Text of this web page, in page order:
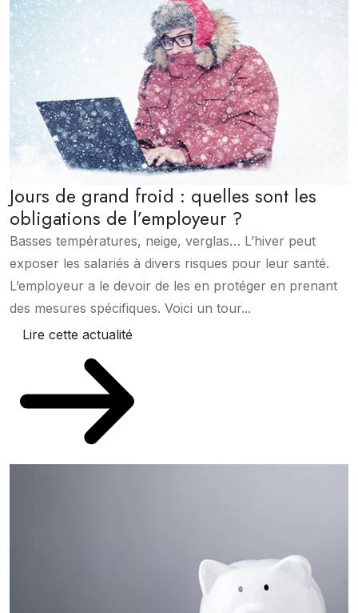
Jours de grand froid : quelles sont les
obligations de l’employeur ?
Basses températures, neige, verglas… L’hiver peut
exposer les salariés à divers risques pour leur santé.
L’employeur a le devoir de les en protéger en prenant
des mesures spécifiques. Voici un tour...
Lire cette actualité